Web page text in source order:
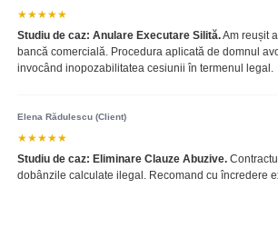
★★★★★
Studiu de caz: Anulare Executare Silită.Am reușit
bancă comercială. Procedura aplicată de domnul
invocând inopozabilitatea cesiunii în termenul legal.
Elena Rădulescu (Client)
★★★★★
Studiu de caz: Eliminare Clauze Abuzive.
dobânzile calculate ilegal. Recomand cu încredere